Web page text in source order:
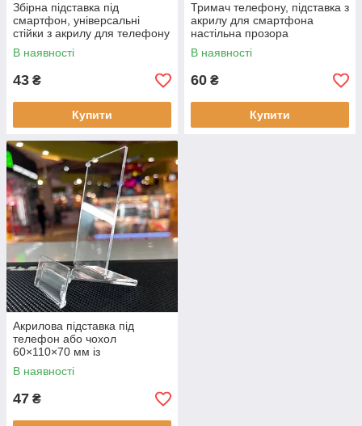
Збірна підставка під
смартфон, універсальні
стійки з акрилу для телефону
в магазин
В наявності
43 ₴
Купити
Тримач телефону, підставка з
акрилу для смартфона
настільна прозора
В наявності
60 ₴
Купити
Акрилова підставка під
телефон або чохол
60×110×70 мм із
цінникотримачем 60х30 мм
В наявності
47 ₴